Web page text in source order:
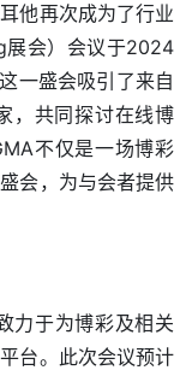
他再次成为了行业
展会）会议于2024
一盛会吸引了来自
，共同探讨在线博
不仅是一场博彩
会，为与会者提供
力于为博彩及相关
台。此次会议预计